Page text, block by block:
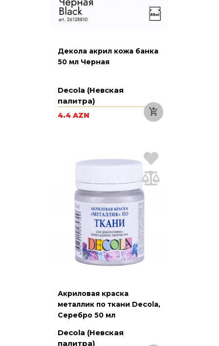
Декола акрил кожа банка
50 мл Черная
Decola (Невская
палитра)
4.4 AZN
Акриловая краска
металлик по ткани Decola,
Серебро 50 мл
Decola (Невская
палитра)